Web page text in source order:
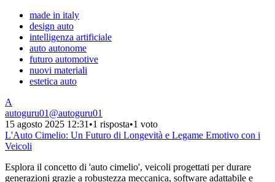
made in italy
design auto
intelligenza artificiale
auto autonome
futuro automotive
nuovi materiali
estetica auto
A
autoguru01 @autoguru01
15 agosto 2025 12:31 •1 risposta•1 voto
L'Auto Cimelio: Un Futuro di Longevità e Legame Emotivo con i
Veicoli
Esplora il concetto di 'auto cimelio', veicoli progettati per durare
generazioni grazie a robustezza meccanica, software adattabile e